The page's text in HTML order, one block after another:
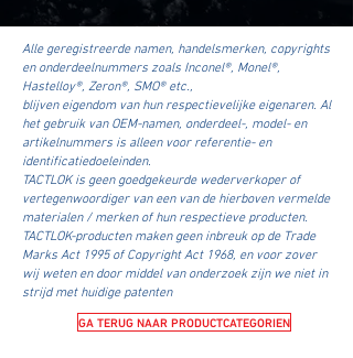
Alle geregistreerde namen, handelsmerken, copyrights
en onderdeelnummers zoals Inconel®, Monel®,
Hastelloy®, Zeron®, SMO® etc.,
blijven eigendom van hun respectievelijke eigenaren. Al
het gebruik van OEM-namen, onderdeel-, model- en
artikelnummers is alleen voor referentie- en
identificatiedoeleinden.
TACTLOK is geen goedgekeurde wederverkoper of
vertegenwoordiger van een van de hierboven vermelde
materialen / merken of hun respectieve producten.
TACTLOK-producten maken geen inbreuk op de Trade
Marks Act 1995 of Copyright Act 1968, en voor zover
wij weten en door middel van onderzoek zijn we niet in
strijd met huidige patenten
GA TERUG NAAR PRODUCTCATEGORIEN